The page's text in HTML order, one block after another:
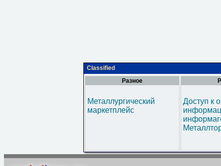
Classified
Разное
Металлургический
маркетплейс
Доступ к